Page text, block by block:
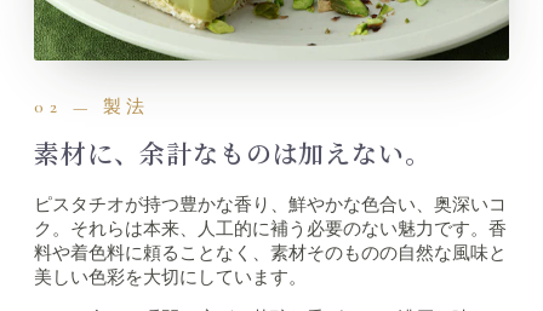
02 — 製法
素材に、余計なものは加えない。
ピスタチオが持つ豊かな香り、鮮やかな色合い、奥深いコ
ク。それらは本来、人工的に補う必要のない魅力です。香
料や着色料に頼ることなく、素材そのものの自然な風味と
美しい色彩を大切にしています。